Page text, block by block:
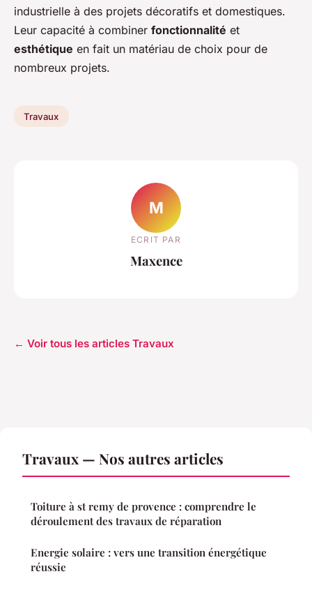
industrielle à des projets décoratifs et domestiques.
Leur capacité à combiner fonctionnalité et
esthétique en fait un matériau de choix pour de
nombreux projets.
Travaux
M
ECRIT PAR
Maxence
← Voir tous les articles Travaux
Travaux — Nos autres articles
Toiture à st remy de provence : comprendre le
déroulement des travaux de réparation
Energie solaire : vers une transition énergétique
réussie